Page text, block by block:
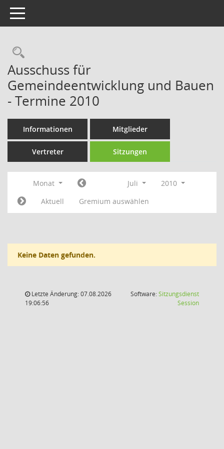
Toggle navigation
Rechercheauswahl
Ausschuss für
Gemeindeentwicklung und Bauen
- Termine 2010
Informationen Mitglieder
Vertreter Sitzungen
Monat Juli
2010
Aktuell
Gremium auswählen
Keine Daten gefunden.
Letzte Änderung: 07.08.2026
19:06:56
Software:Sitzungsdienst
Session(Wird in